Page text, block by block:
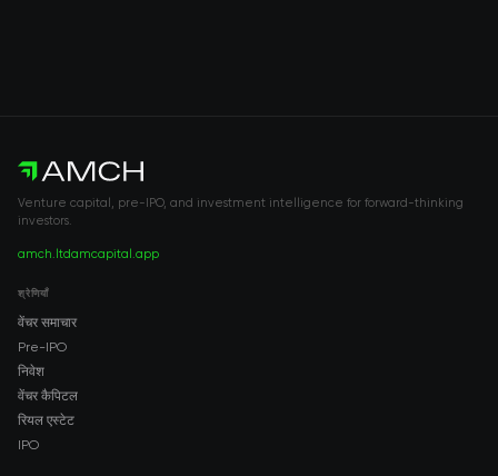
Venture capital, pre-IPO, and investment intelligence for forward-thinking
investors.
amch.ltdamcapital.app
श्रेणियाँ
वेंचर समाचार
Pre-IPO
निवेश
वेंचर कैपिटल
रियल एस्टेट
IPO